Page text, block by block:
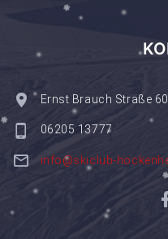
Ernst Brauch Straße
06205 13777
info@skiclub-